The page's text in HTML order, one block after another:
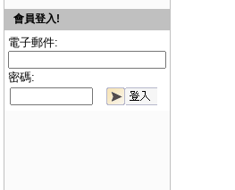
會員登入!
電子郵件:
密碼: